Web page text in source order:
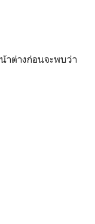
าต่างก่อนจะพบว่า